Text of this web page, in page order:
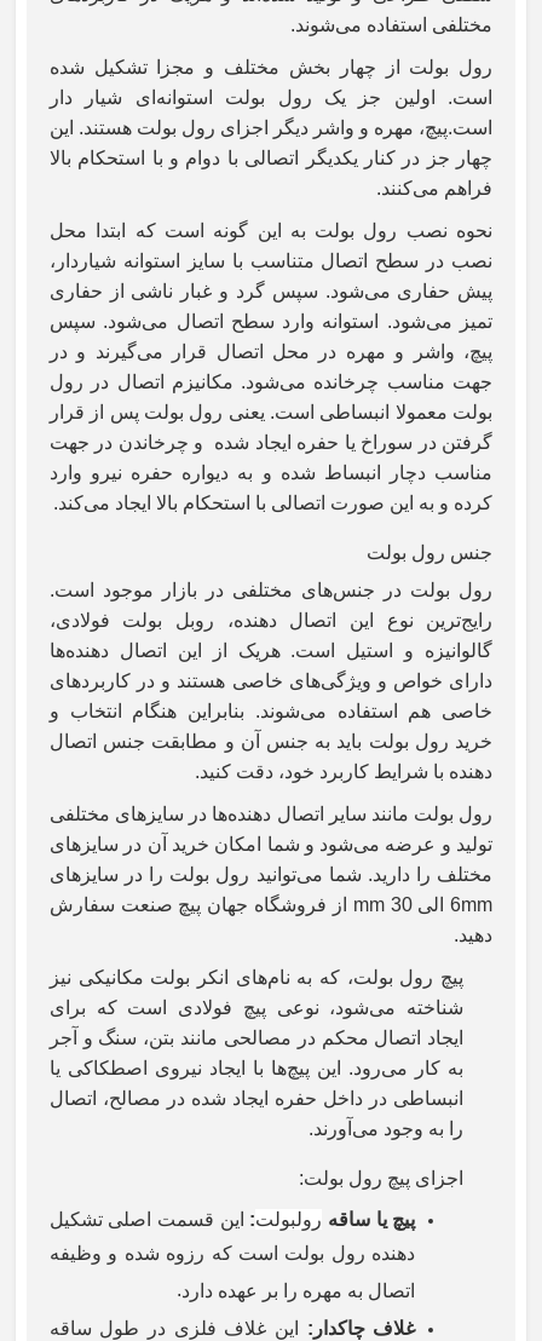
مختلفی استفاده می‌شوند.
رول بولت از چهار بخش مختلف و مجزا تشکیل شده
است. اولین جز یک رول بولت استوانه‌ای شیار دار
است.پیچ، مهره و واشر دیگر اجزای رول بولت هستند. این
چهار جز در کنار یکدیگر اتصالی با دوام و با استحکام بالا
فراهم می‌‌کنند.
نحوه نصب رول بولت به این گونه است که ابتدا محل
نصب در سطح اتصال متناسب با سایز استوانه شیاردار،
پیش حفاری می‌شود. سپس گرد و غبار ناشی از حفاری
تمیز می‌شود. استوانه وارد سطح اتصال می‌شود. سپس
پیچ، واشر و مهره در محل اتصال قرار می‌گیرند و در
جهت مناسب چرخانده می‌شود. مکانیزم اتصال در رول
بولت‌ معمولا انبساطی است. یعنی رول بولت پس از قرار
گرفتن در سوراخ یا حفره ایجاد شده و چرخاندن در جهت
مناسب دچار انبساط شده و به دیواره حفره نیرو وارد
کرده و به این صورت اتصالی با استحکام بالا ایجاد می‌کند.
جنس رول بولت
رول بولت در جنس‌های مختلفی در بازار موجود است.
رایج‌ترین نوع این اتصال دهنده، روبل بولت فولادی،
گالوانیزه و استیل است. هریک از این اتصال دهنده‌ها
دارای خواص و ویژگی‌های خاصی هستند و در کاربردهای
خاصی هم استفاده می‌شوند. بنابراین هنگام انتخاب و
خرید رول بولت باید به جنس آن و مطابقت جنس اتصال
دهنده با شرایط کاربرد خود، دقت کنید.
رول بولت مانند سایر اتصال دهنده‌ها در سایزهای مختلفی
تولید و عرضه می‌شود و شما امکان خرید آن در سایزهای
مختلف را دارید. شما می‌توانید رول بولت را در سایزهای
6mmالی30 mm
از فروشگاه جهان پیچ صنعت سفارش
دهید.
پیچ رول بولت، که به نام‌های انکر بولت مکانیکی نیز
شناخته می‌شود، نوعی پیچ فولادی است که برای
ایجاد اتصال محکم در مصالحی مانند بتن، سنگ و آجر
به کار می‌رود. این پیچ‌ها با ایجاد نیروی اصطکاکی یا
انبساطی در داخل حفره ایجاد شده در مصالح، اتصال
را به وجود می‌آورند.
اجزای پیچ رول بولت:
پیچ یا ساقه رولبولت: این قسمت اصلی تشکیل
دهنده رول بولت است که رزوه شده و وظیفه
اتصال به مهره را بر عهده دارد.
غلاف چاکدار : این غلاف فلزی در طول ساقه